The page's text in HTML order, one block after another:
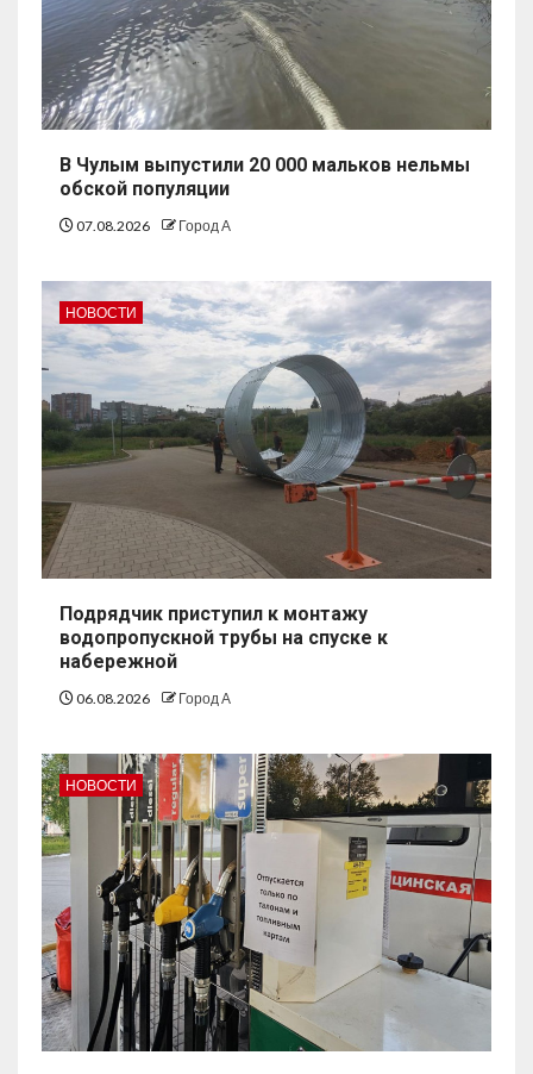
В Чулым выпустили 20 000 мальков нельмы
обской популяции
07.08.2026 Город А
НОВОСТИ
Подрядчик приступил к монтажу
водопропускной трубы на спуске к
набережной
06.08.2026 Город А
НОВОСТИ